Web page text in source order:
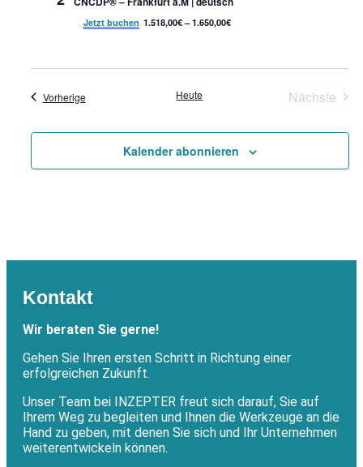
Jetzt buchen 1.518,00€ – 1.650,00€
VorherigeVeranstaltungen Heute
Nächste
Kalender abonnieren
Kontakt
Wir beraten Sie gerne!
Gehen Sie Ihren ersten Schritt in Richtung einer
erfolgreichen Zukunft.
Unser Team bei INZEPTER freut sich darauf, Sie auf
Ihrem Weg zu begleiten und Ihnen die Werkzeuge an die
Hand zu geben, mit denen Sie sich und Ihr Unternehmen
weiterentwickeln können.